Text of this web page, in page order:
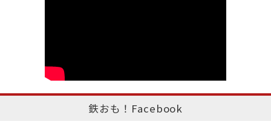
鉄おも！Facebook